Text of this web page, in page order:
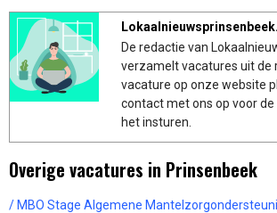
De redactie van
verzamelt vacatures uit de
vacature op onze website
contact met ons op voor
het insturen.
Overige vacatures in Prinsenbeek
/ MBO Stage Algemene